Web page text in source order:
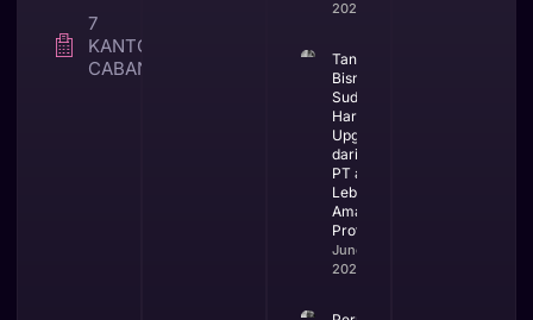
7
KANTOR
CABANG
2026
Tanda
Bisnis
Sudah
Harus
Upgrade
dari CV ke
PT agar
Lebih
Aman dan
Profesional
June 23,
2026